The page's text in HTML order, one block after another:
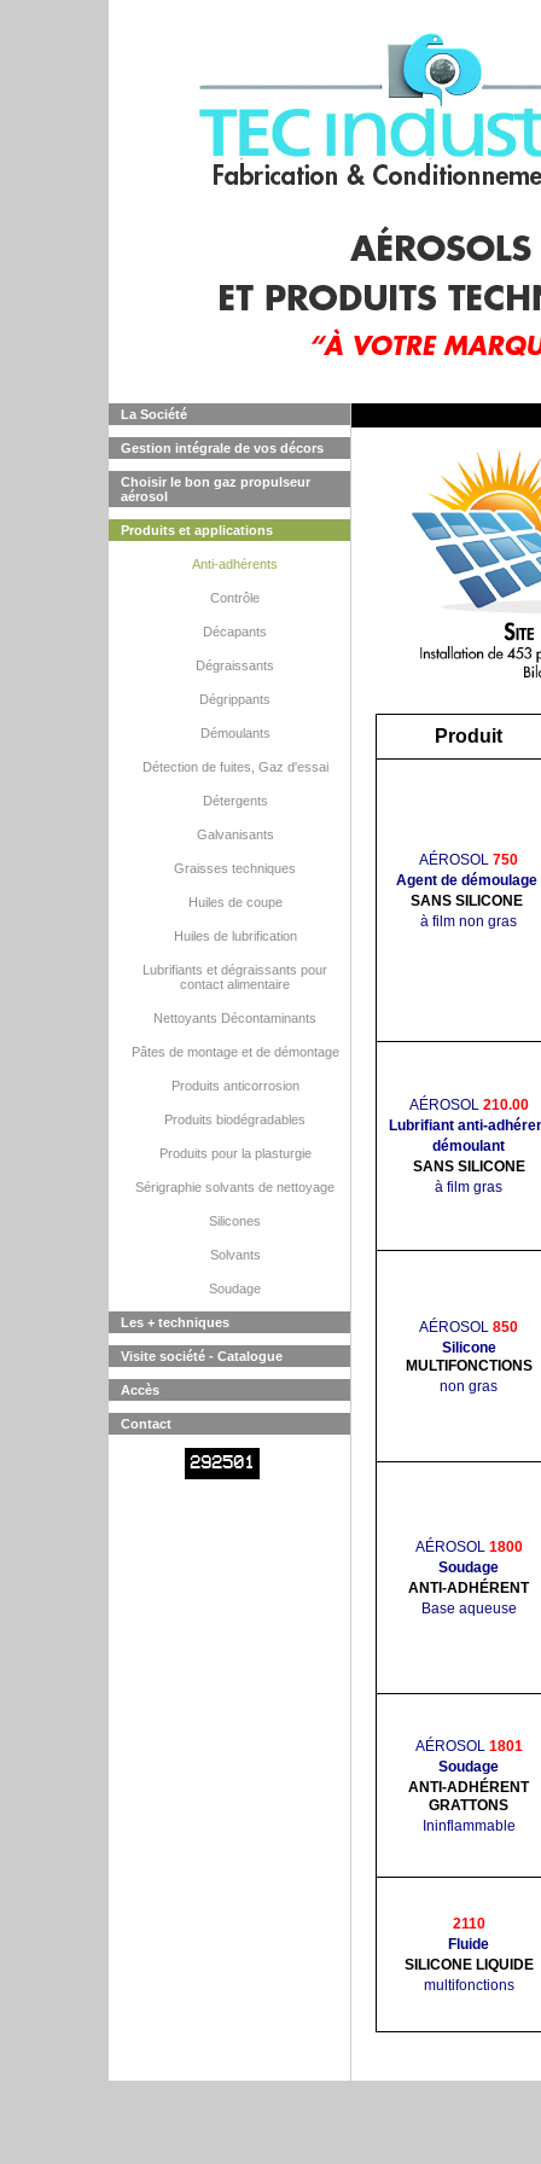
La Société
Gestion intégrale de vos décors
Choisir le bon gaz propulseur
aérosol
Produits et applications
Anti-adhérents
Contrôle
Décapants
Dégraissants
Dégrippants
Démoulants
Détection de fuites, Gaz d'essai
Détergents
Galvanisants
Graisses techniques
Huiles de coupe
Huiles de lubrification
Lubrifiants et dégraissants pour
contact alimentaire
Nettoyants Décontaminants
Pâtes de montage et de démontage
Produits anticorrosion
Produits biodégradables
Produits pour la plasturgie
Sérigraphie solvants de nettoyage
Silicones
Solvants
Soudage
Les + techniques
Visite société - Catalogue
Accès
Contact
292501
Produit
AÉROSOL 750
Agent de démoulage
SANS SILICONE
à film non gras
AÉROSOL 210.00
Lubrifiant anti-
démoulant
SANS SILICONE
à film gras
AÉROSOL 850
Silicone
MULTIFONCTIONS
non gras
AÉROSOL 1800
Soudage
ANTI-ADHÉRENT
Base aqueuse
AÉROSOL 1801
Soudage
ANTI-ADHÉRENT
GRATTONS
Ininflammable
2110
Fluide
SILICONE LIQUIDE
multifonctions